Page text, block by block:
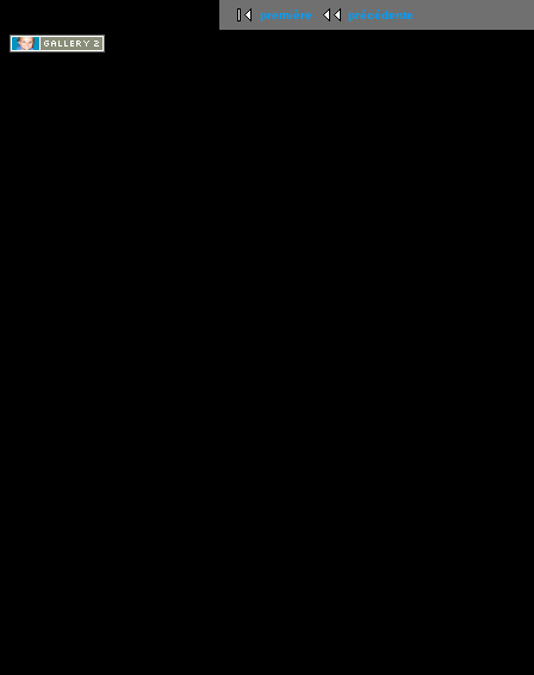
première précédente